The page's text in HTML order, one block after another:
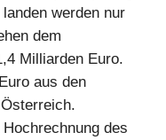
werden nur
dem
Milliarden Euro.
aus den
des